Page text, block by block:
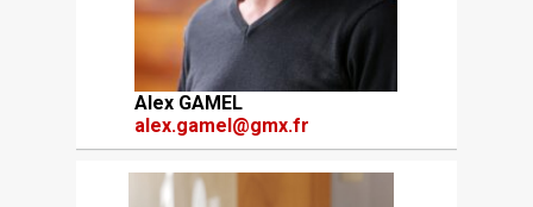
Alex GAMEL
alex.gamel@gmx.fr